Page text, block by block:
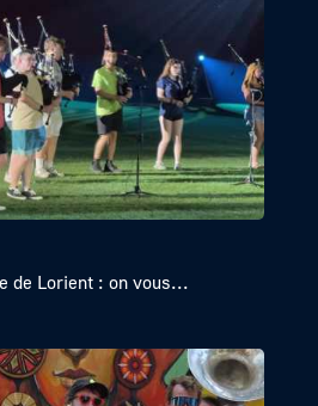
de Lorient : on vous...